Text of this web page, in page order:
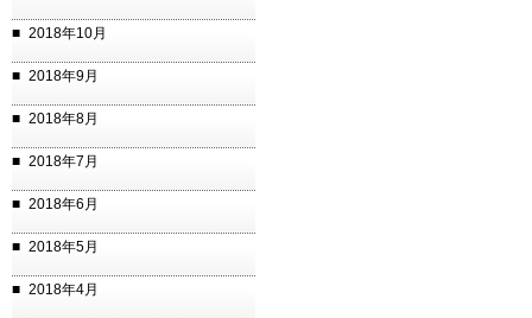
2018年10月
2018年9月
2018年8月
2018年7月
2018年6月
2018年5月
2018年4月